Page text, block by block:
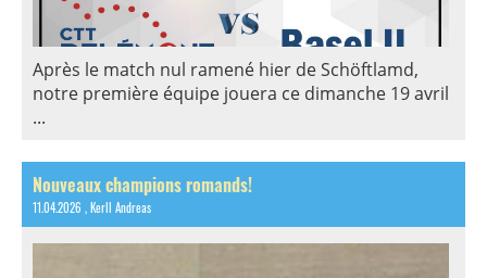
Après le match nul ramené hier de Schöftlamd,
notre première équipe jouera ce dimanche 19 avril
...
Nouveaux champions romands!
11.04.2026 , Kerll Andreas